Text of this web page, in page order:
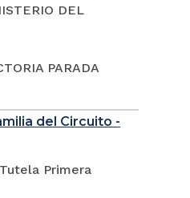
DEL
PARADA
del Circuito -
Primera